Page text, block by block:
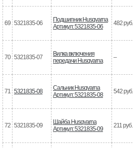
69 5321835-06
Подшипник Husqvarna
Артикул: 5321835-06
482 руб.
70 5321835-07
Вилка включения
передачи Husqvarna
–
71 5321835-08
Сальник Husqvarna
Артикул: 5321835-08
542 руб.
72 5321835-09
Шайба Husqvarna
Артикул: 5321835-09
211 руб.